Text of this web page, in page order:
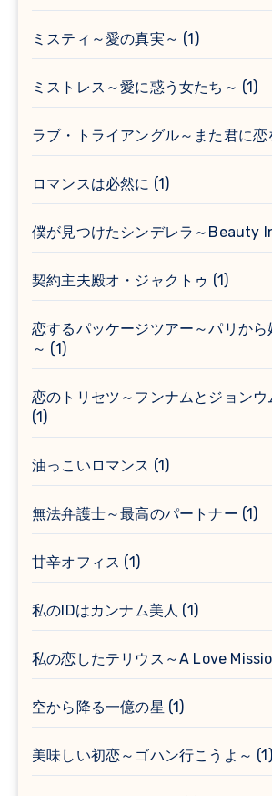
ミスティ～愛の真実～ (1)
ミストレス～愛に惑う女たち～ (1)
ラブ・トライアングル～また君に恋
ロマンスは必然に (1)
僕が見つけたシンデレラ～Beauty
契約主夫殿オ・ジャクトゥ (1)
恋するパッケージツアー～パリか
～ (1)
恋のトリセツ～フンナムとジョンウ
(1)
油っこいロマンス (1)
無法弁護士～最高のパートナー (1)
甘辛オフィス (1)
私のIDはカンナム美人 (1)
私の恋したテリウス～A Love
空から降る一億の星 (1)
美味しい初恋～ゴハン行こうよ～ (1)